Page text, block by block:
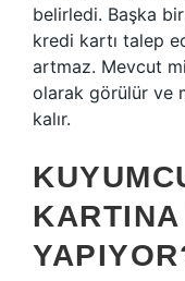
belirledi. Başka
kredi kartı talep
artmaz. Mevcut
olarak görülür ve
kalır.